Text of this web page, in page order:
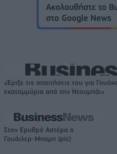
«Έριξε τις απαιτήσεις του για
εκατομμύρια από την Ντουμπάι»
Στον Ερυθρό Αστέρα ο
Γουάιλερ-Μπαμπ (pic)